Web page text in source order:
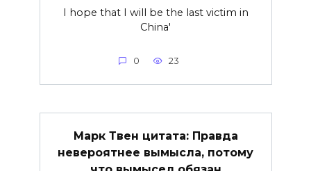
I hope that I will be the last victim in
China'
0 23
Марк Твен цитата: Правда
невероятнее вымысла, потому